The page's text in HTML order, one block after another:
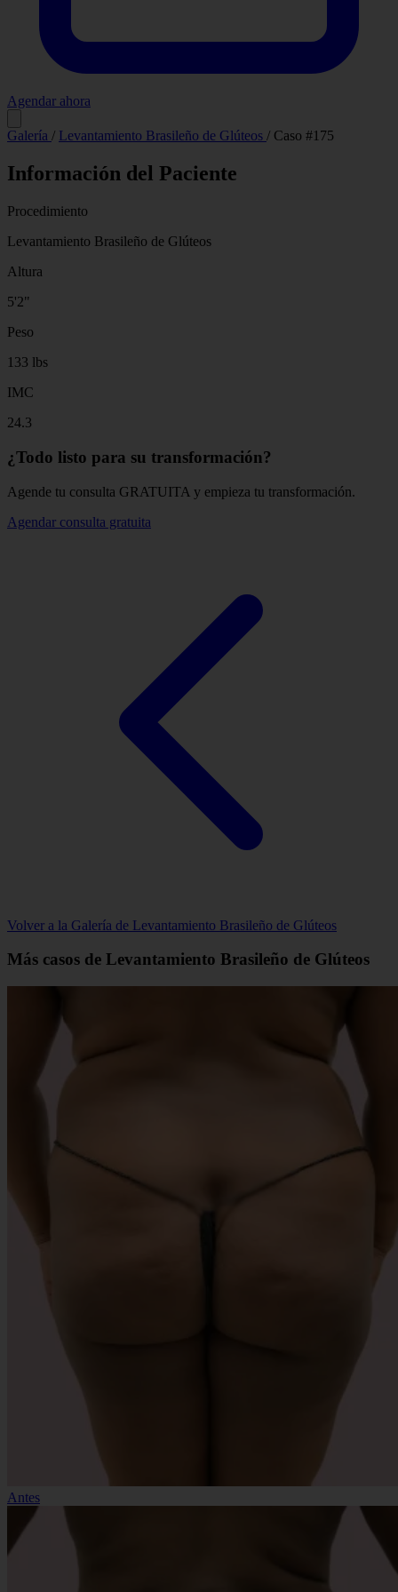
Agendar ahora
Galería / Levantamiento Brasileño de Glúteos / Caso #175
Información del Paciente
Procedimiento
Levantamiento Brasileño de Glúteos
Altura
5'2"
Peso
133 lbs
IMC
24.3
¿Todo listo para su transformación?
Agende tu consulta GRATUITA y empieza tu transformación.
Agendar consulta gratuita
Volver a la Galería de Levantamiento Brasileño de Glúteos
Más casos de Levantamiento Brasileño de Glúteos
Antes